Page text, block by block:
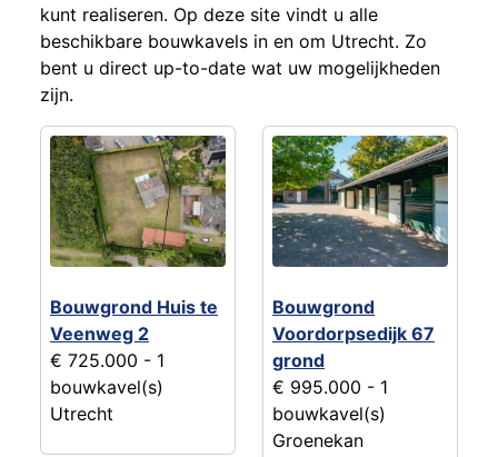
kunt realiseren. Op deze site vindt u alle
beschikbare bouwkavels in en om Utrecht. Zo
bent u direct up-to-date wat uw mogelijkheden
zijn.
Bouwgrond Huis te
Veenweg 2
€ 725.000 - 1
bouwkavel(s)
Utrecht
Bouwgrond
Voordorpsedijk 67
grond
€ 995.000 - 1
bouwkavel(s)
Groenekan